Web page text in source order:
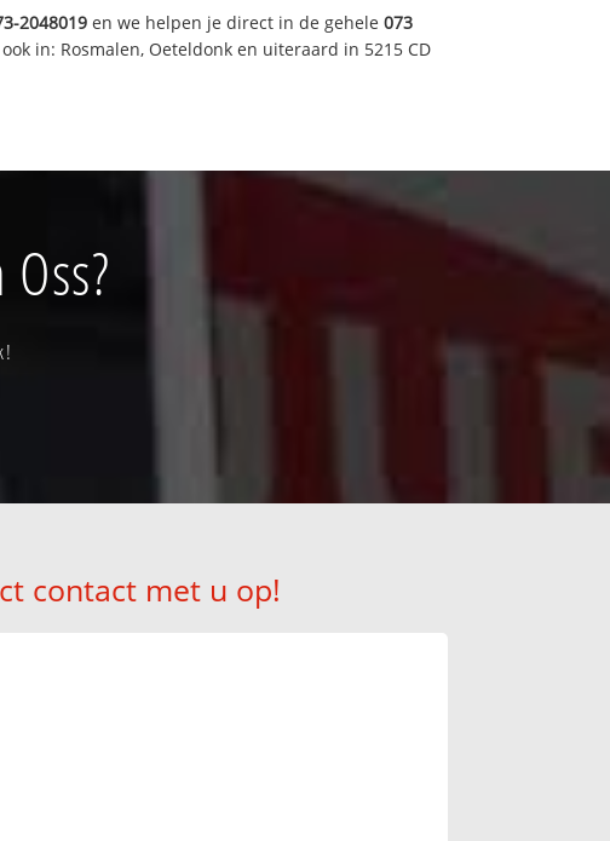
2048019 en we helpen je direct in de gehele 073
in: Rosmalen, Oeteldonk en uiteraard in 5215 CD
contact met u op!